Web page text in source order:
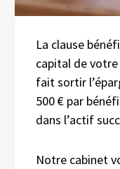
La clause
capital de votre
fait sortir
500 € par
dans l’actif
Notre cabinet